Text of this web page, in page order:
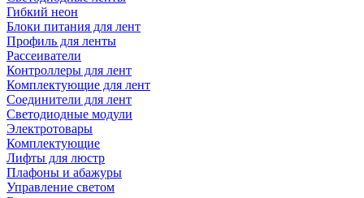
Гибкий неон
Блоки питания для лент
Профиль для ленты
Рассеиватели
Контроллеры для лент
Комплектующие для лент
Соединители для лент
Светодиодные модули
Электротовары
Комплектующие
Лифты для люстр
Плафоны и абажуры
Управление светом